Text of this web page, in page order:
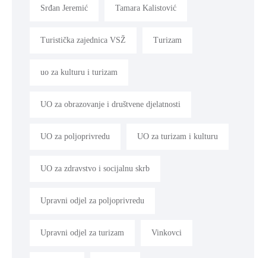
Srđan Jeremić Tamara Kalistović
Turistička zajednica VSŽ Turizam
uo za kulturu i turizam
UO za obrazovanje i društvene djelatnosti
UO za poljoprivredu UO za turizam i kulturu
UO za zdravstvo i socijalnu skrb
Upravni odjel za poljoprivredu
Upravni odjel za turizam Vinkovci